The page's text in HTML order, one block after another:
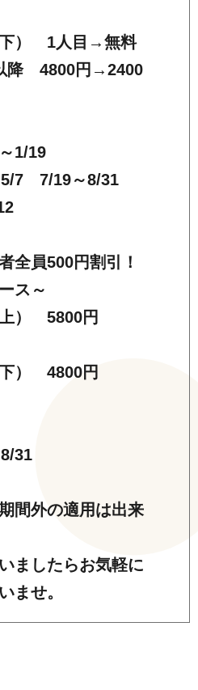
下） 1人目→無料
円→2400
1/19
7 7/19～8/31
全員500円割引！
ス～
） 5800円
） 4800円
31
間外の適用は出来
ましたらお気軽に
ませ。